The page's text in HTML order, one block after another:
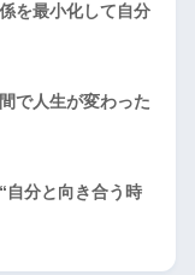
を最小化して自分
で人生が変わった
自分と向き合う時